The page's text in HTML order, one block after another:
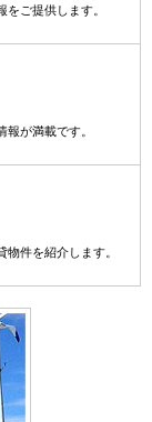
ご提供します。
が満載です。
件を紹介します。